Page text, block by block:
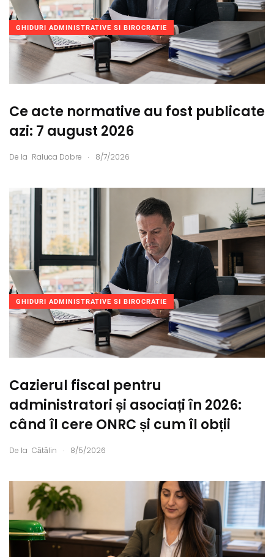
GHIDURI ADMINISTRATIVE SI BIROCRATIE
Ce acte normative au fost publicate
azi: 7 august 2026
De la Raluca Dobre . 8/7/2026
GHIDURI ADMINISTRATIVE SI BIROCRATIE
Cazierul fiscal pentru
administratori și asociați în 2026:
când îl cere ONRC și cum îl obții
De la Cătălin . 8/5/2026